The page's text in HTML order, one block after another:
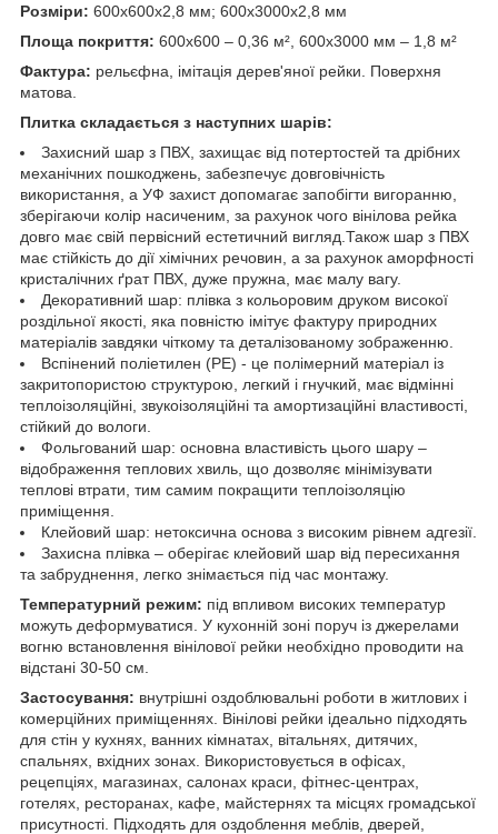
Розміри: 600х600х2,8 мм; 600х3000х2,8 мм
Площа покриття: 600х600 – 0,36 м², 600х3000 мм – 1,8 м²
Фактура: рельєфна, імітація дерев'яної рейки. Поверхня
матова.
Плитка складається з наступних шарів:
Захисний шар з ПВХ, захищає від потертостей та дрібних
механічних пошкоджень, забезпечує довговічність
використання, а УФ захист допомагає запобігти вигоранню,
зберігаючи колір насиченим, за рахунок чого вінілова рейка
довго має свій первісний естетичний вигляд.Також шар з ПВХ
має стійкість до дії хімічних речовин, а за рахунок аморфності
кристалічних ґрат ПВХ, дуже пружна, має малу вагу.
Декоративний шар: плівка з кольоровим друком високої
роздільної якості, яка повністю імітує фактуру природних
матеріалів завдяки чіткому та деталізованому зображенню.
Вспінений поліетилен (РЕ) - це полімерний матеріал із
закритопористою структурою, легкий і гнучкий, має відмінні
теплоізоляційні, звукоізоляційні та амортизаційні властивості,
стійкий до вологи.
Фольгований шар: основна властивість цього шару –
відображення теплових хвиль, що дозволяє мінімізувати
теплові втрати, тим самим покращити теплоізоляцію
приміщення.
Клейовий шар: нетоксична основа з високим рівнем адгезії.
Захисна плівка – оберігає клейовий шар від пересихання
та забруднення, легко знімається під час монтажу.
Температурний режим: під впливом високих температур
можуть деформуватися. У кухонній зоні поруч із джерелами
вогню встановлення вінілової рейки необхідно проводити на
відстані 30-50 см.
Застосування: внутрішні оздоблювальні роботи в житлових і
комерційних приміщеннях. Вінілові рейки ідеально підходять
для стін у кухнях, ванних кімнатах, вітальнях, дитячих,
спальнях, вхідних зонах. Використовується в офісах,
рецепціях, магазинах, салонах краси, фітнес-центрах,
готелях, ресторанах, кафе, майстернях та місцях громадської
присутності. Підходять для оздоблення меблів, дверей,